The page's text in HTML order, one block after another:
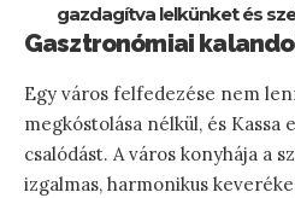
gazdagítva lelkünket és
Gasztronómiai
Egy város felfedezése nem
megkóstolása nélkül, és Kassa
csalódást. A város konyhája a
izgalmas, harmonikus